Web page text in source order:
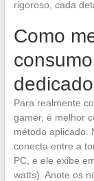
rigoroso, cada
Como
Para realmente
gamer, é melhor
método aplicado.
conecta entre a
PC, e ele exibe
watts). Anote os